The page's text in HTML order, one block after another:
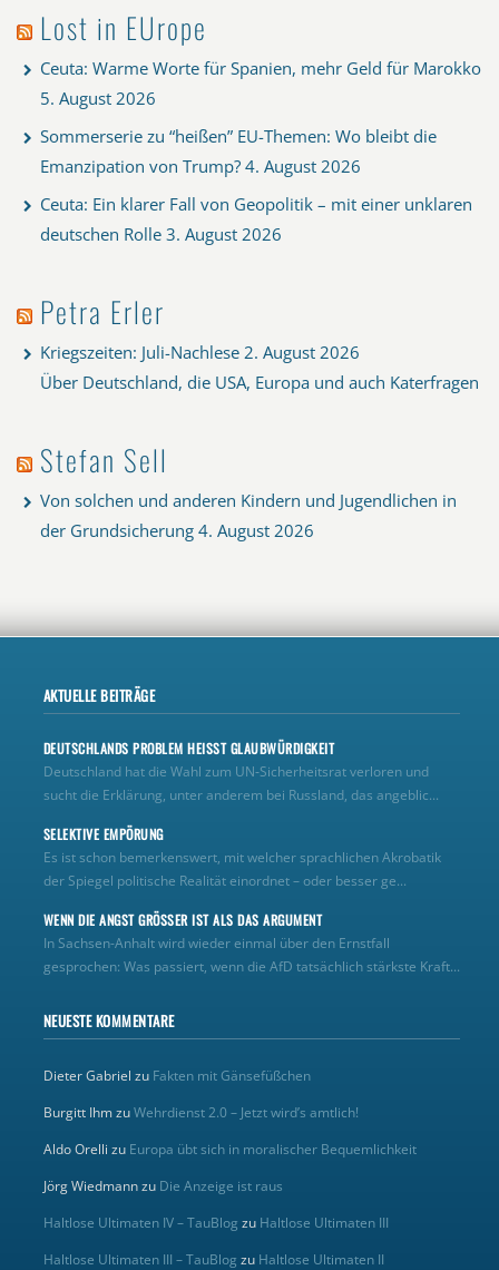
Lost in EUrope
Ceuta: Warme Worte für Spanien, mehr Geld für Marokko
5. August 2026
Sommerserie zu “heißen” EU-Themen: Wo bleibt die
Emanzipation von Trump? 4. August 2026
Ceuta: Ein klarer Fall von Geopolitik – mit einer unklaren
deutschen Rolle 3. August 2026
Petra Erler
Kriegszeiten: Juli-Nachlese 2. August 2026
Über Deutschland, die USA, Europa und auch Katerfragen
Stefan Sell
Von solchen und anderen Kindern und Jugendlichen in
der Grundsicherung 4. August 2026
AKTUELLE BEITRÄGE
DEUTSCHLANDS PROBLEM HEISST GLAUBWÜRDIGKEIT
Deutschland hat die Wahl zum UN‑Sicherheitsrat verloren und
sucht die Erklärung, unter anderem bei Russland, das angeblic...
SELEKTIVE EMPÖRUNG
Es ist schon bemerkenswert, mit welcher sprachlichen Akrobatik
der Spiegel politische Realität einordnet – oder besser ge...
WENN DIE ANGST GRÖSSER IST ALS DAS ARGUMENT
In Sachsen-Anhalt wird wieder einmal über den Ernstfall
gesprochen: Was passiert, wenn die AfD tatsächlich stärkste Kraft...
NEUESTE KOMMENTARE
Dieter Gabriel zu Fakten mit Gänsefüßchen
Burgitt IhmzuWehrdienst 2.0 – Jetzt wird’s amtlich!
Aldo Orelli zu Europa übt sich in moralischer Bequemlichkeit
Jörg Wiedmannzu Die Anzeige ist raus
Haltlose Ultimaten IV – TauBlog zu Haltlose Ultimaten III
Haltlose Ultimaten III – TauBlog zu Haltlose Ultimaten II